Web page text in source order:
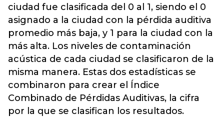
ciudad fue clasificada del 0 al 1, siendo el 0
asignado a la ciudad con la pérdida auditiva
promedio más baja, y 1 para la ciudad con la
más alta. Los niveles de contaminación
acústica de cada ciudad se clasificaron de la
misma manera. Estas dos estadísticas se
combinaron para crear el Índice
Combinado de Pérdidas Auditivas, la cifra
por la que se clasifican los resultados.